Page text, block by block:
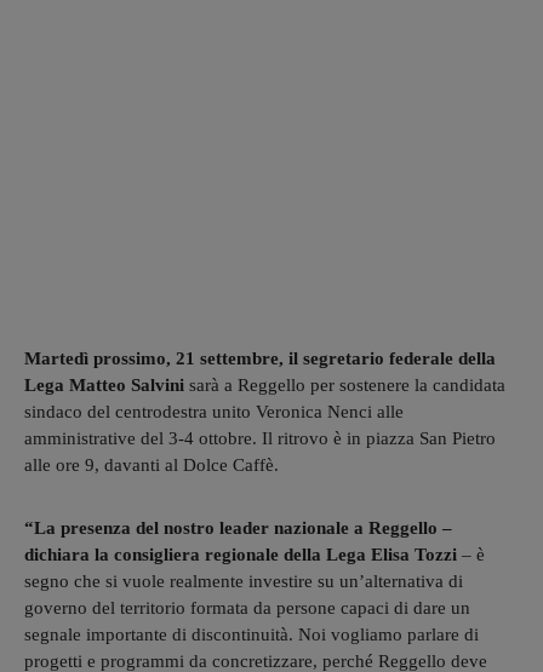
Martedì prossimo, 21 settembre, il segretario federale della
Lega Matteo Salvini sarà a Reggello per sostenere la candidata
sindaco del centrodestra unito Veronica Nenci alle
amministrative del 3-4 ottobre. Il ritrovo è in piazza San Pietro
alle ore 9, davanti al Dolce Caffè.
“La presenza del nostro leader nazionale a Reggello –
dichiara la consigliera regionale della Lega Elisa Tozzi – è
segno che si vuole realmente investire su un’alternativa di
governo del territorio formata da persone capaci di dare un
segnale importante di discontinuità. Noi vogliamo parlare di
progetti e programmi da concretizzare, perché Reggello deve